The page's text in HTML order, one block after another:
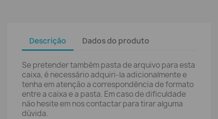
Descrição Dados do produto
Se pretender também pasta de arquivo para esta
caixa, é necessário adquiri-la adicionalmente e
tenha em atenção a correspondência de formato
entre a caixa e a pasta. Em caso de dificuldade
não hesite em nos contactar para tirar alguma
dúvida.